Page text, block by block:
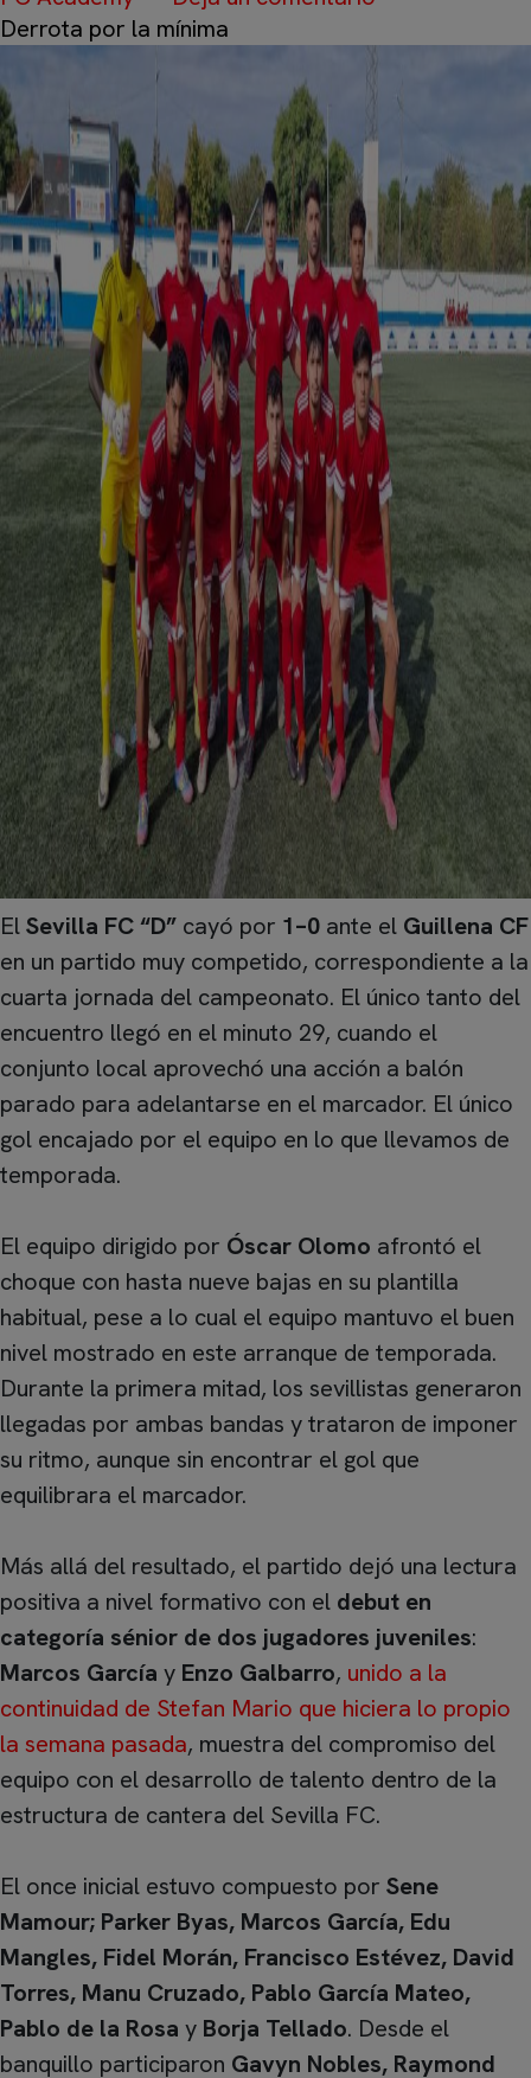
Derrota por la mínima
ElSevilla FC “D” cayó por 1–0 ante el Guillena CF
en un partido muy competido, correspondiente a la
cuarta jornada del campeonato. El único tanto del
encuentro llegó en el minuto 29, cuando el
conjunto local aprovechó una acción a balón
parado para adelantarse en el marcador. El único
gol encajado por el equipo en lo que llevamos de
temporada.
El equipo dirigido por Óscar Olomo afrontó el
choque con hasta nueve bajas en su plantilla
habitual, pese a lo cual el equipo mantuvo el buen
nivel mostrado en este arranque de temporada.
Durante la primera mitad, los sevillistas generaron
llegadas por ambas bandas y trataron de imponer
su ritmo, aunque sin encontrar el gol que
equilibrara el marcador.
Más allá del resultado, el partido dejó una lectura
positiva a nivel formativo con el debut en
categoría sénior de dos jugadores juveniles:
Marcos García y Enzo Galbarro, unido a la
continuidad de Stefan Mario que hiciera lo propio
la semana pasada, muestra del compromiso del
equipo con el desarrollo de talento dentro de la
estructura de cantera del Sevilla FC.
El once inicial estuvo compuesto por Sene
Mamour; Parker Byas, Marcos García, Edu
Mangles, Fidel Morán, Francisco Estévez, David
Torres, Manu Cruzado, Pablo García Mateo,
Pablo de la Rosa y Borja Tellado. Desde el
banquillo participaron Gavyn Nobles, Raymond